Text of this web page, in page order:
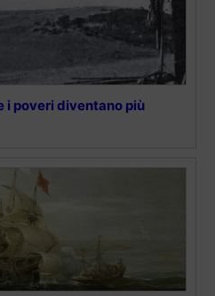
i poveri diventano più